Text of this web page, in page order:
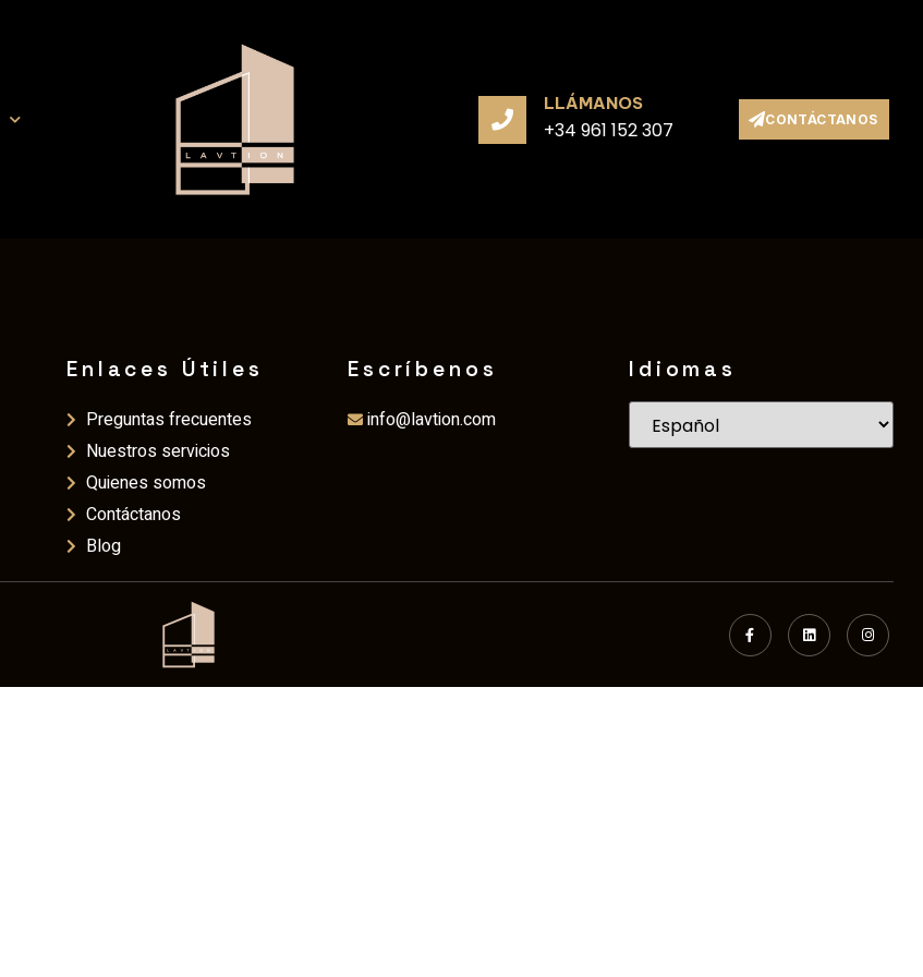
LLÁMANOS
+34 961 152 307 CONTÁCTANOS
Enlaces Útiles
Preguntas frecuentes
Nuestros servicios
Quienes somos
Contáctanos
Blog
Escríbenos
info@lavtion.com
Idiomas